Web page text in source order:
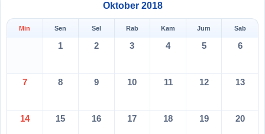
Oktober 2018
Min Sen Sel Rab Kam Jum Sab
1 2 3 4 5 6
7 8 9 10 11 12 13
14 15 16 17 18 19 20